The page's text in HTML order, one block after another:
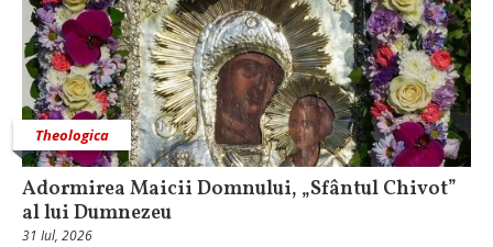
Theologica
Adormirea Maicii Domnului, „Sfântul Chivot”
al lui Dumnezeu
31 Iul, 2026